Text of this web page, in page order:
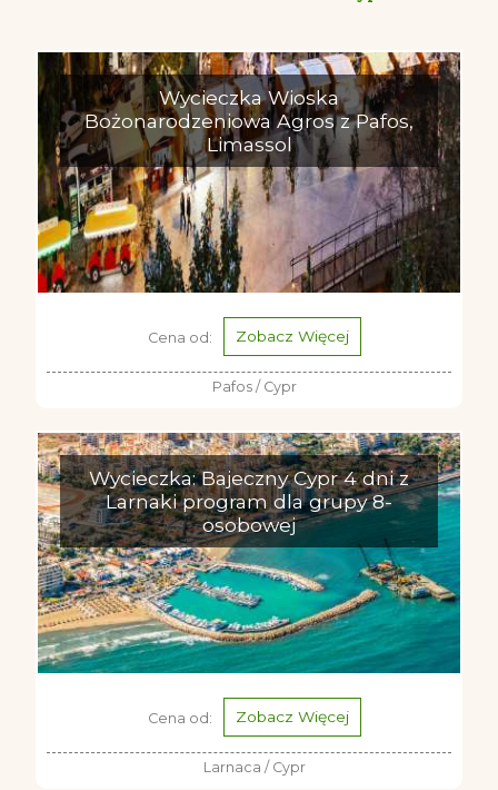
Wycieczka Wioska
Bożonarodzeniowa Agros z Pafos,
Limassol
Cena od: Zobacz Więcej
Pafos / Cypr
Wycieczka: Bajeczny Cypr 4 dni z
Larnaki program dla grupy 8-
osobowej
Cena od: Zobacz Więcej
Larnaca / Cypr